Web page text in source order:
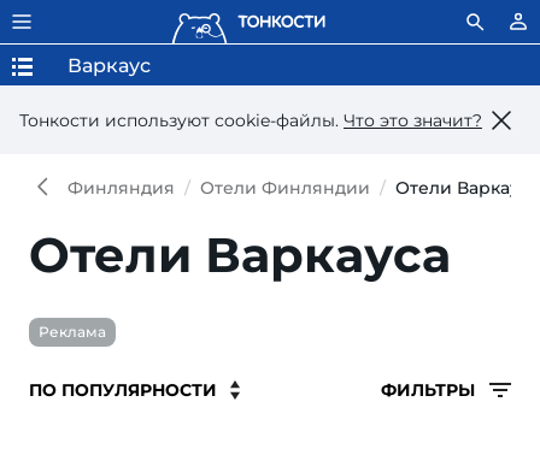
Тонкости используют сookie-файлы. Что это значит?
Варкаус
Финляндия Отели Финляндии Отели Варкауса
Отели Варкауса
Реклама
ФИЛЬТРЫ